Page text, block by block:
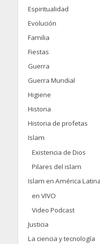
Espiritualidad
Evolución
Familia
Fiestas
Guerra
Guerra Mundial
Higiene
Historia
Historia de profetas
Islam
Existencia de Dios
Pilares del islam
Islam en América Latina
en VIVO
Video Podcast
Justicia
La ciencia y tecnología